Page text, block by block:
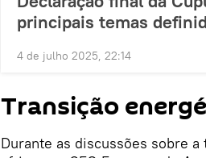
principais temas
4 de julho 2025, 22:14
Transição
Durante as discussões sobre